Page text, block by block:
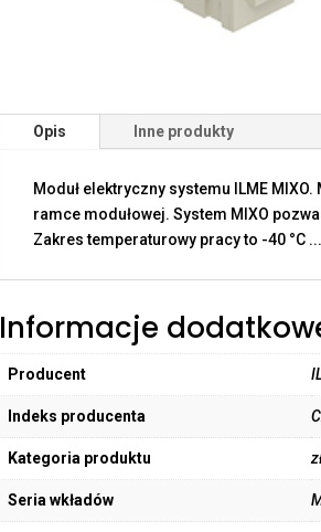
Opis Inne produkty
Moduł elektryczny systemu ILME
ramce modułowej. System MIXO
Zakres temperaturowy pracy to -40 °C ...
Informacje
Producent
Indeks producenta
Kategoria produktu
Seria wkładów